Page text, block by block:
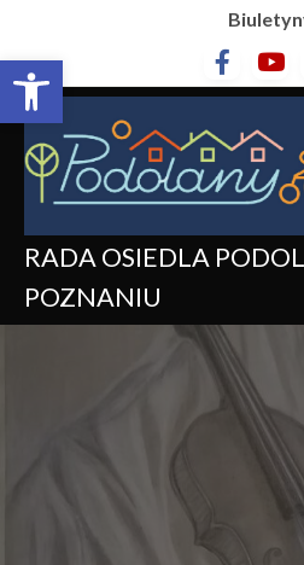
Otwórz pasek
RADA OSIEDLA
POZNANIU